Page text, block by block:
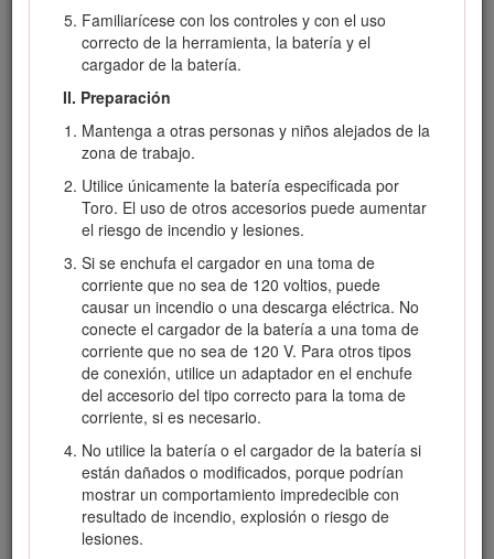
Familiarícese con los controles y con el uso
correcto de la herramienta, la batería y el
cargador de la batería.
II. Preparación
Mantenga a otras personas y niños alejados de la
zona de trabajo.
Utilice únicamente la batería especificada por
Toro. El uso de otros accesorios puede aumentar
el riesgo de incendio y lesiones.
Si se enchufa el cargador en una toma de
corriente que no sea de 120 voltios, puede
causar un incendio o una descarga eléctrica. No
conecte el cargador de la batería a una toma de
corriente que no sea de 120 V. Para otros tipos
de conexión, utilice un adaptador en el enchufe
del accesorio del tipo correcto para la toma de
corriente, si es necesario.
No utilice la batería o el cargador de la batería si
están dañados o modificados, porque podrían
mostrar un comportamiento impredecible con
resultado de incendio, explosión o riesgo de
lesiones.
Figura 1
Ubicación de los números de modelo y de serie
Símbolo de alerta de seguridad
El símbolo de alerta de seguridad (Figura
aparece en este manual y en la máquina identifica
mensajes de seguridad importantes que usted debe
observar para evitar accidentes.